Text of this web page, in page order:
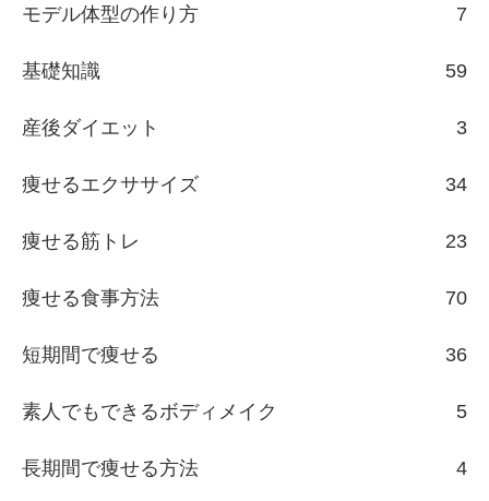
モデル体型の作り方 7
基礎知識 59
産後ダイエット 3
痩せるエクササイズ 34
痩せる筋トレ 23
痩せる食事方法 70
短期間で痩せる 36
素人でもできるボディメイク 5
長期間で痩せる方法 4